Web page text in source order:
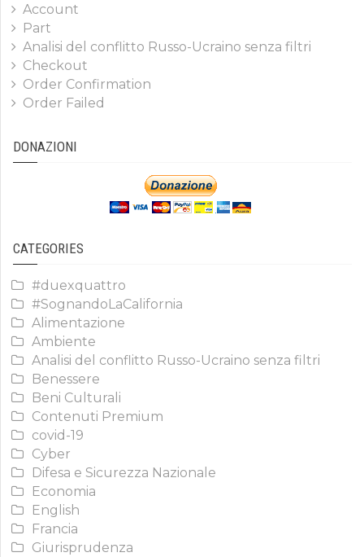
Account
Part
Analisi del conflitto Russo-Ucraino senza filtri
Checkout
Order Confirmation
Order Failed
DONAZIONI
CATEGORIES
#duexquattro
#SognandoLaCalifornia
Alimentazione
Ambiente
Analisi del conflitto Russo-Ucraino senza filtri
Benessere
Beni Culturali
Contenuti Premium
covid-19
Cyber
Difesa e Sicurezza Nazionale
Economia
English
Francia
Giurisprudenza